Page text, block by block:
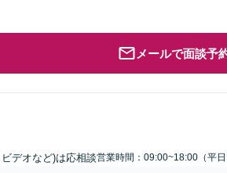
メールで面談予
デオなど)は応相談営業時間：09:00~18:00（平日